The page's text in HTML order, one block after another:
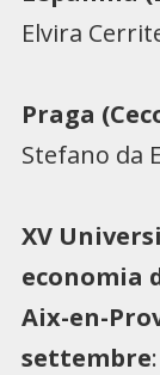
Elvira
Praga
Stefano da
XV
economia
Aix-en-
settembre: